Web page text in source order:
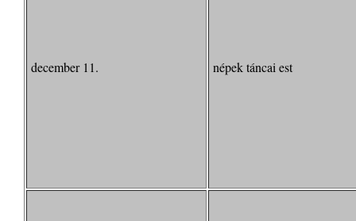
december 11. népek táncai est